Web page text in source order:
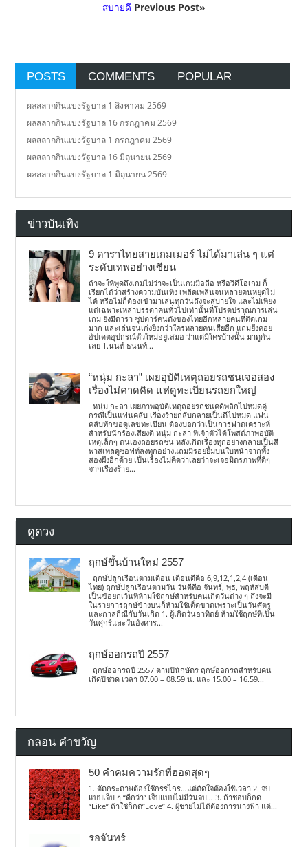
สบายดี Previous Post»
POSTS COMMENTS POPULAR
ผลสลากกินแบ่งรัฐบาล 1 สิงหาคม 2569
ผลสลากกินแบ่งรัฐบาล 16 กรกฎาคม 2569
ผลสลากกินแบ่งรัฐบาล 1 กรกฎาคม 2569
ผลสลากกินแบ่งรัฐบาล 16 มิถุนายน 2569
ผลสลากกินแบ่งรัฐบาล 1 มิถุนายน 2569
ข่าวบันเทิง
9 ดาราไทยสายเกมเมอร์ ไม่ได้มาเล่น ๆ แต่
ระดับเทพอย่างเซียน
ถ้าจะให้พูดถึงเกมไม่ว่าจะเป็นเกมมือถือ หรือวิดีโอเกม ก็
เรียกได้ว่าสร้างความบันเทิง เพลิดเพลินจนหลายคนหยุดไม่
ได้ หรือไม่ก็ต้องเข้ามาเล่นทุกวันถึงจะสบายใจ และไม่เพียง
แต่เฉพาะเหล่าบรรดาคนทั่วไปเท่านั้นที่โปรดปราณการเล่น
เกม ยังมีดารา ซุปตาร์คนดังของไทยอีกหลายคนที่ติดเกม
มาก และเล่นจนเก่งยิ่งกว่าใครหลายคนเสียอีก แถมยังคอย
อัปเดตอุปกรณ์ตัวใหม่อยู่เสมอ ว่าแต่มีใครบ้างนั้น มาดูกัน
เลย 1.นนท์ ธนนท์...
“หนุ่ม กะลา” เผยอุบัติเหตุถอยรถชนเจอสอง
เรื่องไม่คาดคิด แห่ดูทะเบียนรถยกใหญ่
หนุ่ม กะลา เผยภาพอุบัติเหตุถอยรถชนคดีพลิกไปหมดคู่
กรณีเป็นแฟนคลับ เรื่องร้ายกลับกลายเป็นดีไปหมด แฟน
คลับทักขอดูเลขทะเบียน ต้องบอกว่าเป็นการฟาดเคราะห์
สำหรับนักร้องเสียงดี หนุ่ม กะลา ที่เจ้าตัวได้โพสต์ภาพอุบัติ
เหตุเล็กๆ ตนเองถอยรถชน หลังเกิดเรื่องทุกอย่างกลายเป็นสี
พาสเทลดูซอฟท์ลงทุกอย่างแถมมีรอยยิ้มบนใบหน้าจากทั้ง
สองฝั่งอีกด้วย เป็นเรื่องไม่คิดว่าเลยว่าจะเจอมิตรภาพที่ดีๆ
จากเรื่องร้าย...
ดูดวง
ฤกษ์ขึ้นบ้านใหม่ 2557
ฤกษ์ปลูกเรือนตามเดือน เดือนดีคือ 6,9,12,1,2,4 (เดือน
ไทย) ฤกษ์ปลูกเรือนตามวัน วันดีคือ จันทร์, พุธ, พฤหัสบดี
เป็นข้อยกเว้นที่ห้ามใช้ฤกษ์สำหรับคนเกิดวันต่าง ๆ ถึงจะมี
ในรายการฤกษ์ข้างบนก็ห้ามใช้เด็ดขาดเพราะเป็นวันศัตรู
และกาลกิณีกับวันเกิด 1. ผู้เกิดวันอาทิตย์ ห้ามใช้ฤกษ์ที่เป็น
วันศุกร์และวันอังคาร...
ฤกษ์ออกรถปี 2557
ฤกษ์ออกรถปี 2557 ตามปีนักษัตร ฤกษ์ออกรถสำหรับคน
เกิดปีชวด เวลา 07.00 – 08.59 น. และ 15.00 – 16.59...
กลอน คำขวัญ
50 คำคมความรักที่ฮอตสุดๆ
1. ตัดกระดาษต้องใช้กรรไกร…แต่ตัดใจต้องใช้เวลา 2. จบ
แบบเจ็บ ๆ “ดีกว่า” เจ็บแบบไม่มีวันจบ… 3. ถ้าชอบก็กด
“Like” ถ้าใช่ก็กด”Love” 4. ผู้ชายไม่ได้ต้องการนางฟ้า แต่...
รอจันทร์